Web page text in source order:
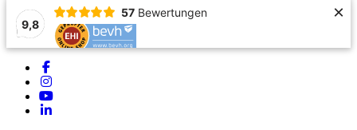
9,8
57 Bewertungen ×